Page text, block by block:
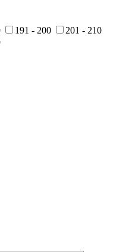
191 - 200
201 - 210